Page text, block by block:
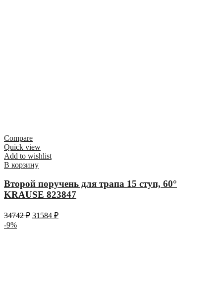
Compare
Quick view
Add to wishlist
В корзину
Второй поручень для трапа 15 ступ, 60°
KRAUSE 823847
34742₽ 31584 ₽
-9%